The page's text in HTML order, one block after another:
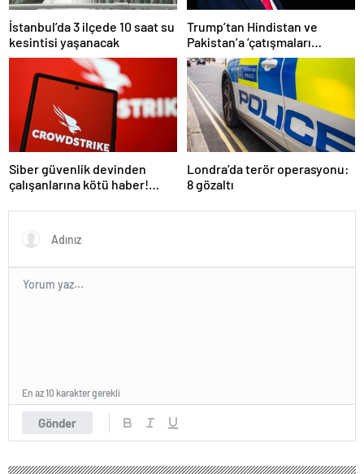
İstanbul’da 3 ilçede 10 saat su
kesintisi yaşanacak
Trump’tan Hindistan ve
Pakistan’a ‘çatışmaları
durdurun’ çağrısı
Siber güvenlik devinden
çalışanlarına kötü haber!
Londra’da terör operasyonu:
8 gözaltı
Gönder
En az 10 karakter gerekli